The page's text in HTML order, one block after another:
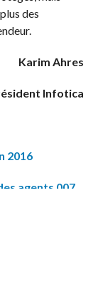
des
Karim Ahres
Infotica
2016
agents 007